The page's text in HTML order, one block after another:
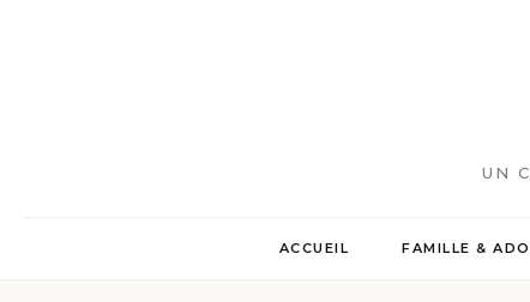
UN
ACCUEIL FAMILLE &